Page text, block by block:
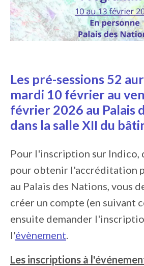
Les pré-sessions 52
mardi 10 février au
février 2026 au Palais
dans la salle XII du
Pour l'inscription sur Indico,
pour obtenir l'accréditation
au Palais des Nations, vous
créer un compte (en suivant
ensuite demander
l'évènement.
Les inscriptions à